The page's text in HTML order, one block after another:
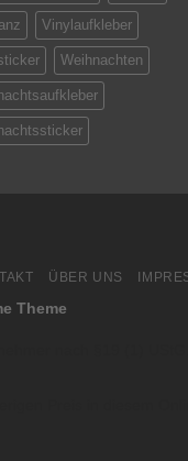
Vinylaufkleber
Weihnachten
ÜBER UNS
Theme